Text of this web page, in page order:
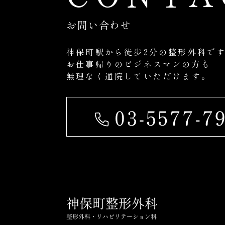
お問い合わせ
神保町駅から徒歩2分の整形外科で
お仕事帰りのビジネスマンの方も
無理なく通院していただけます。